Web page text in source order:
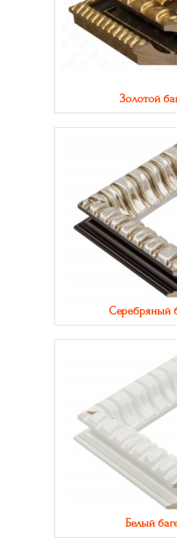
Золотой
Серебряный
Белый